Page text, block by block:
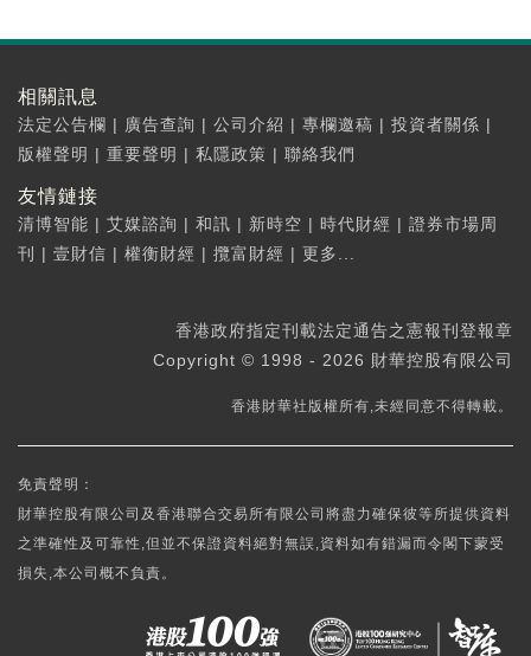
相關訊息
法定公告欄 | 廣告查詢 | 公司介紹 | 專欄邀稿 | 投資者關係 |
版權聲明 | 重要聲明 | 私隱政策 | 聯絡我們
友情鏈接
清博智能 | 艾媒諮詢 | 和訊 | 新時空 | 時代財經 | 證券市場周
刊
| 壹財信 | 權衡財經 | 攬富財經 | 更多...
香港政府指定刊載法定通告之憲報刊登報章
Copyright © 1998 - 2026 財華控股有限公司
香港財華社版權所有,未經同意不得轉載。
免責聲明：
財華控股有限公司及香港聯合交易所有限公司將盡力確保彼等所提供資料
之準確性及可靠性,但並不保證資料絕對無誤,資料如有錯漏而令閣下蒙受
損失,本公司概不負責。